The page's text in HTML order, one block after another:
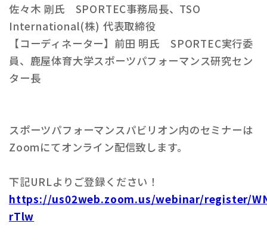
佐々木 剛氏 SPORTEC事務局長、TSO
International(株) 代表取締役
【コーディネーター】前田 明氏 SPORTEC実行委
員、鹿屋体育大学スポーツパフォーマンス研究セン
ター長
スポーツパフォーマンスパビリオン内のセミナーは
Zoomにてオンライン配信致します。
下記URLよりご登録ください！
https://us02web.zoom.us/webinar/register/
rTlw